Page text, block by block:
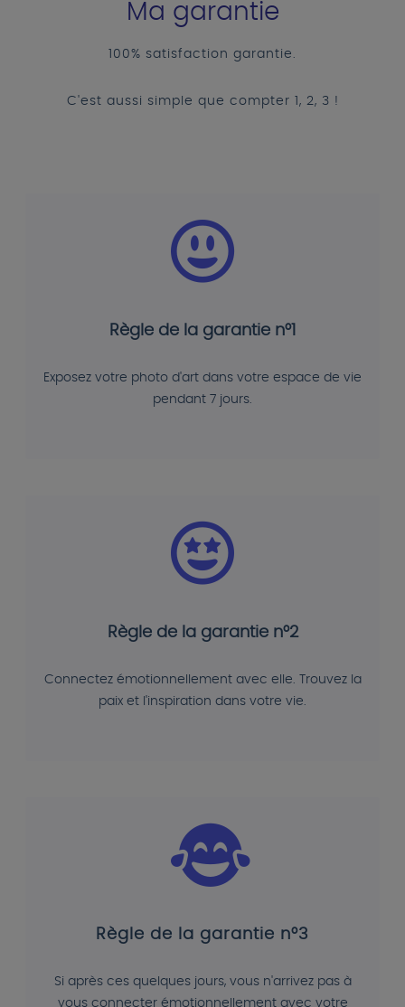
Ma garantie
100% satisfaction garantie.
C'est aussi simple que compter 1, 2, 3 !
Règle de la garantie n°1
Exposez votre photo d'art dans votre espace de vie
pendant 7 jours.
Règle de la garantie n°2
Connectez émotionnellement avec elle. Trouvez la
paix et l'inspiration dans votre vie.
Règle de la garantie n°3
Si après ces quelques jours, vous n'arrivez pas à
vous connecter émotionnellement avec votre